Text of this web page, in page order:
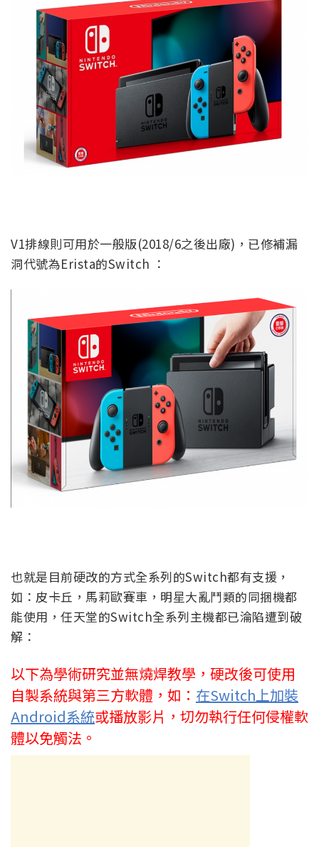
V1排線則可用於一般版(2018/6之後出廠)，已修補漏
洞代號為Erista的Switch ：
也就是目前硬改的方式全系列的Switch都有支援，
如：皮卡丘，馬莉歐賽車，明星大亂鬥類的同捆機都
能使用，任天堂的Switch全系列主機都已淪陷遭到破
解：
以下為學術研究並無燒焊教學，硬改後可使用
自製系統與第三方軟體， 如： 在Switch上加裝
Android系統或播放影片，切勿執行任何侵權軟
體以免觸法。